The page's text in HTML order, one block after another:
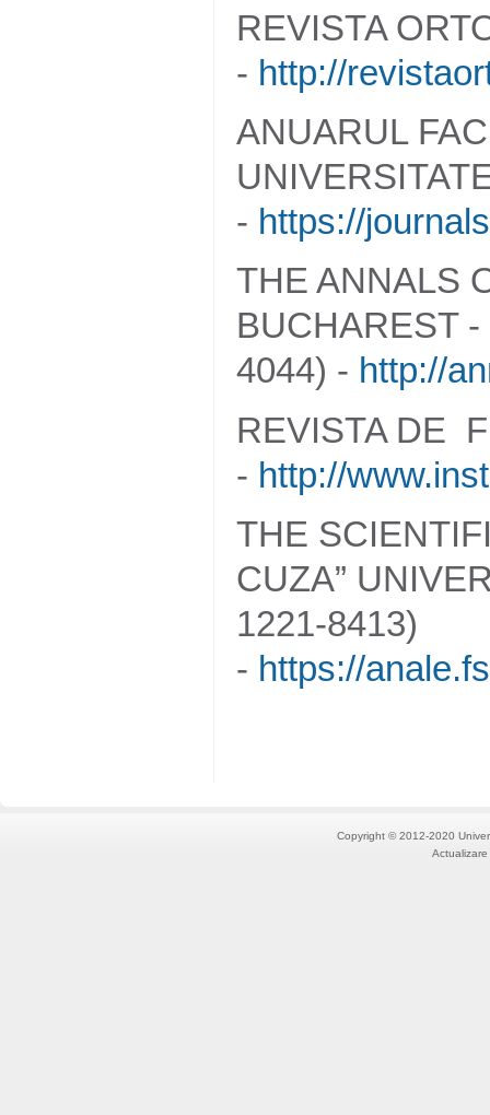
REVISTA
- http://
ANUARUL
- https://
THE ANNALS
BUCHAREST
4044) - http://
REVISTA DE
- http://
THE
CUZA”
1221-8413)
- https://
Copyright © 2012-2020